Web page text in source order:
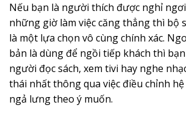
Nếu bạn là người thích được nghỉ
những giờ làm việc căng thẳng thì bộ
là một lựa chọn vô cùng chính xác.
bản là dùng để ngồi tiếp khách thì
người đọc sách, xem tivi hay nghe
thái nhất thông qua việc điều chỉnh
ngả lưng theo ý muốn.